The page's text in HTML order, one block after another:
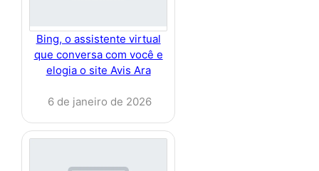
Bing, o assistente virtual
que conversa com você e
elogia o site Avis Ara
6 de janeiro de 2026